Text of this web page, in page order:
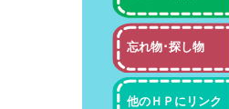
忘れ物･探し物
他のＨＰにリンク